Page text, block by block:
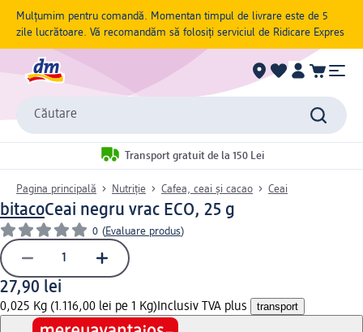
Mulțumim pentru comandă. Momentan timpul de livrare este de 5
zile lucrătoare. Vă recomandăm să folosiți serviciul de Ridicare Expres
Căutare
Transport gratuit de la 150 Lei
Pagina principală Nutriție Cafea, ceai și cacao Ceai
bitacoCeai negru vrac ECO, 25 g
0 (Evaluare produs)
27,90 lei
0,025 Kg (1.116,00 lei pe 1 Kg) Inclusiv TVA plus transport